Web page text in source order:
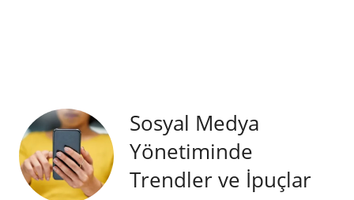
Sosyal Medya
Yönetiminde
Trendler ve İpuçlar